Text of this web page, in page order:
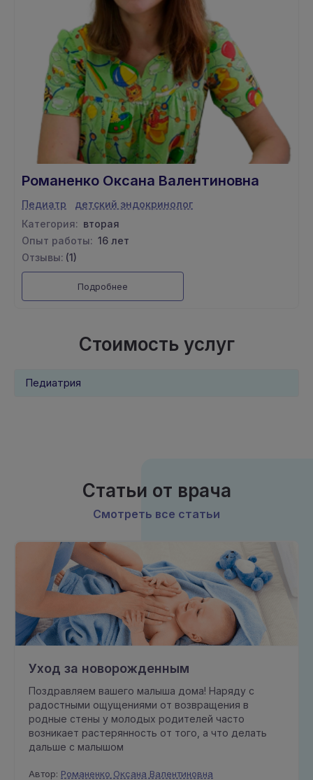
Романенко Оксана Валентиновна
Педиатр
детский эндокринолог
Категория: вторая
Опыт работы: 16 лет
Отзывы: (1)
Подробнее
Стоимость услуг
Педиатрия
Статьи от врача
Смотреть все статьи
Уход за новорожденным
Поздравляем вашего малыша дома! Наряду с
радостными ощущениями от возвращения в
родные стены у молодых родителей часто
возникает растерянность от того, а что делать
дальше с малышом
Автор: Романенко Оксана Валентиновна